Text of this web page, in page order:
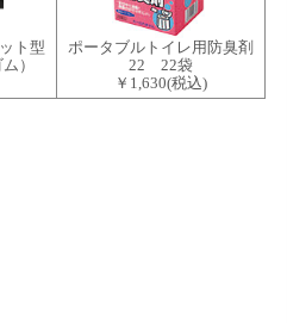
ト型
）
ポータブルトイレ用防臭剤
22 22袋
￥1,630(税込)